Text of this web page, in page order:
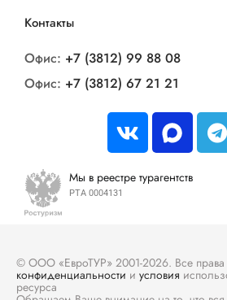
Контакты
Офис: +7 (3812) 99 88 08
Офис: +7 (3812) 67 21 21
Мы в реестре турагентств
РТА 0004131
© ООО «ЕвроТУР» 2001-2026. Все
конфиденциальности и условия
ресурса